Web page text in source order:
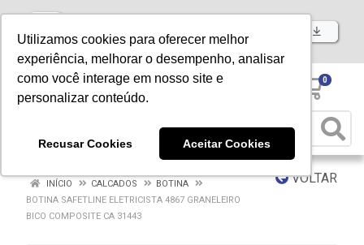
Utilizamos cookies para oferecer melhor
experiência, melhorar o desempenho, analisar
como você interage em nosso site e
personalizar conteúdo.
Recusar Cookies Aceitar Cookies
Baixe já nosso APP
0
VOLTAR
INÍCIO CALCADOS
BOTINA
BOTINA SAFETLINE ELETRICISTA 4867 GRANELEIRO
BICO COMPOSITE CA 31443